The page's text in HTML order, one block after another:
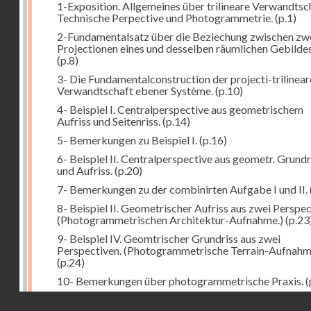
1-Exposition. Allgemeines über trilineare
Technische Perpective und Photogrammetrie. (p.1)
2-Fundamentalsatz über die Beziechung zwischen
Projectionen eines und desselben räumlichen
(p.8)
3- Die Fundamentalconstruction der projecti-
Verwandtschaft ebener Système. (p.10)
4- Beispiel I. Centralperspective aus geometrischem
Aufriss und Seitenriss. (p.14)
5- Bemerkungen zu Beispiel I. (p.16)
6- Beispiel II. Centralperspective aus geometr.
und Aufriss. (p.20)
7- Bemerkungen zu der combinirten Aufgabe I und II.
8- Beispiel II. Geometrischer Aufriss aus zwei
(Photogrammetrischen Architektur-Aufnahme.)
9- Beispiel IV. Geomtrischer Grundriss aus zwei
Perspectiven. (Photogrammetrische Terrain-
(p.24)
10- Bemerkungen über photogrammetrische Praxis.